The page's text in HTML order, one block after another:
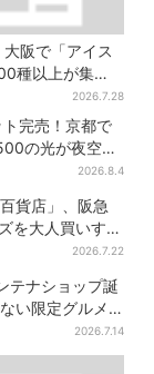
大阪で「アイス
種以上が集
タダ券が当たる
2026.7.28
ト完売！京都で
の光が夜空
2026.8.4
貨店」、阪急
を大人買いする
2026.7.22
テナショップ誕
い限定グルメ
2026.7.14